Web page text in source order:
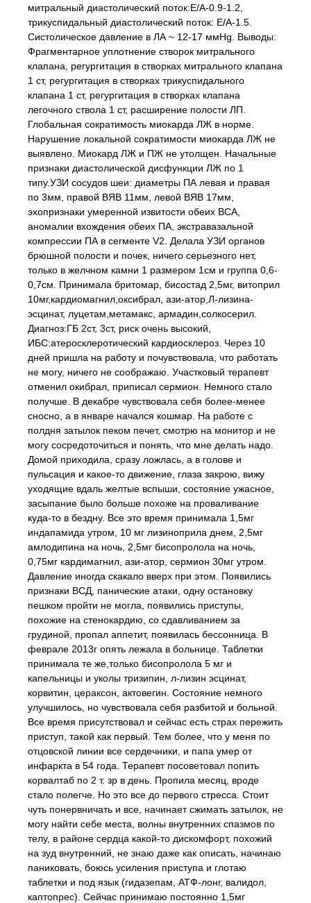
митральный диастолический поток:Е/А-0.9-1.2,
трикуспидальный диастолический поток: Е/А-1.5.
Систолическое давление в ЛА ~ 12-17 ммHg. Выводы:
Фрагментарное уплотнение створок митрального
клапана, регургитация в створках митрального клапана
1 ст, регургитация в створках трикуспидального
клапана 1 ст, регургитация в створках клапана
легочного ствола 1 ст, расширение полости ЛП.
Глобальная сократимость миокарда ЛЖ в норме.
Нарушение локальной сократимости миокарда ЛЖ не
выявлено. Миокард ЛЖ и ПЖ не утолщен. Начальные
признаки диастолической дисфункции ЛЖ по 1
типу.УЗИ сосудов шеи: диаметры ПА левая и правая
по 3мм, правой ВЯВ 11мм, левой ВЯВ 17мм,
эхопризнаки умеренной извитости обеих ВСА,
аномалии вхождения обеих ПА, экстравазальной
компрессии ПА в сегменте V2. Делала УЗИ органов
брюшной полости и почек, ничего серьезного нет,
только в желчном камни 1 размером 1см и группа 0,6-
0,7см. Принимала бритомар, бисостад 2,5мг, витоприл
10мг,кардиомагнил,оксибрал, ази-атор,Л-лизина-
эсцинат, луцетам,метамакс, армадин,солкосерил.
Диагноз:ГБ 2ст, 3ст, риск очень высокий,
ИБС:атеросклеротический кардиосклероз. Через 10
дней пришла на работу и почувствовала, что работать
не могу, ничего не соображаю. Участковый терапевт
отменил окибрал, приписал сермион. Немного стало
получше. В декабре чувствовала себя более-менее
сносно, а в январе начался кошмар. На работе с
полдня затылок пеком печет, смотрю на монитор и не
могу сосредоточиться и понять, что мне делать надо.
Домой приходила, сразу ложлась, а в голове и
пульсация и какое-то движение, глаза закрою, вижу
уходящие вдаль желтые вспыши, состояние ужасное,
засыпание было больше похоже на проваливание
куда-то в бездну. Все это время принимала 1,5мг
индапамида утром, 10 мг лизиноприла днем, 2,5мг
амлодипина на ночь, 2,5мг бисопролола на ночь,
0,75мг кардимагнил, ази-атор, сермион 30мг утром.
Давление иногда скакало вверх при этом. Появились
признаки ВСД, панические атаки, одну остановку
пешком пройти не могла, появились приступы,
похожие на стенокардию, со сдавливанием за
грудиной, пропал аппетит, появилась бессонница. В
феврале 2013г опять лежала в больнице. Таблетки
принимала те же,только бисопролола 5 мг и
капельницы и уколы тризипин, л-лизин эсцинат,
корвитин, цераксон, актовегин. Состояние немного
улучшилось, но чувствовала себя разбитой и больной.
Все время присутствовал и сейчас есть страх пережить
приступ, такой как первый. Тем более, что у меня по
отцовской линии все сердечники, и папа умер от
инфаркта в 54 года. Терапевт посоветовал попить
корвалтаб по 2 т. зр в день. Пропила месяц, вроде
стало полегче. Но это все до первого стресса. Стоит
чуть понервничать и все, начинает сжимать затылок, не
могу найти себе места, волны внутренних спазмов по
телу, в районе сердца какой-то дискомфорт, похожий
на зуд внутренний, не знаю даже как описать, начинаю
паниковать, боюсь усиления приступа и глотаю
таблетки и под язык (гидазепам, АТФ-лонг, валидол,
каптопрес). Сейчас принимаю постоянно 1,5мг